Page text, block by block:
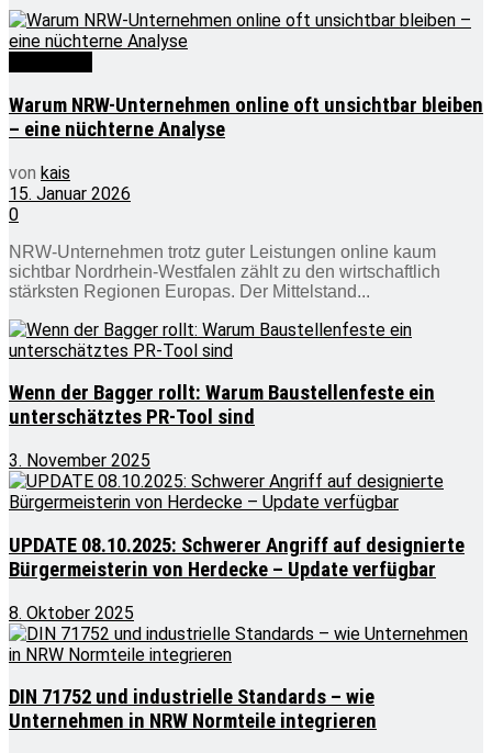
Warum NRW-Unternehmen online oft unsichtbar bleiben
– eine nüchterne Analyse
von kais
15. Januar 2026
0
NRW-Unternehmen trotz guter Leistungen online kaum
sichtbar Nordrhein-Westfalen zählt zu den wirtschaftlich
stärksten Regionen Europas. Der Mittelstand...
Wenn der Bagger rollt: Warum Baustellenfeste ein
unterschätztes PR-Tool sind
3. November 2025
UPDATE 08.10.2025: Schwerer Angriff auf designierte
Bürgermeisterin von Herdecke – Update verfügbar
8. Oktober 2025
DIN 71752 und industrielle Standards – wie
Unternehmen in NRW Normteile integrieren